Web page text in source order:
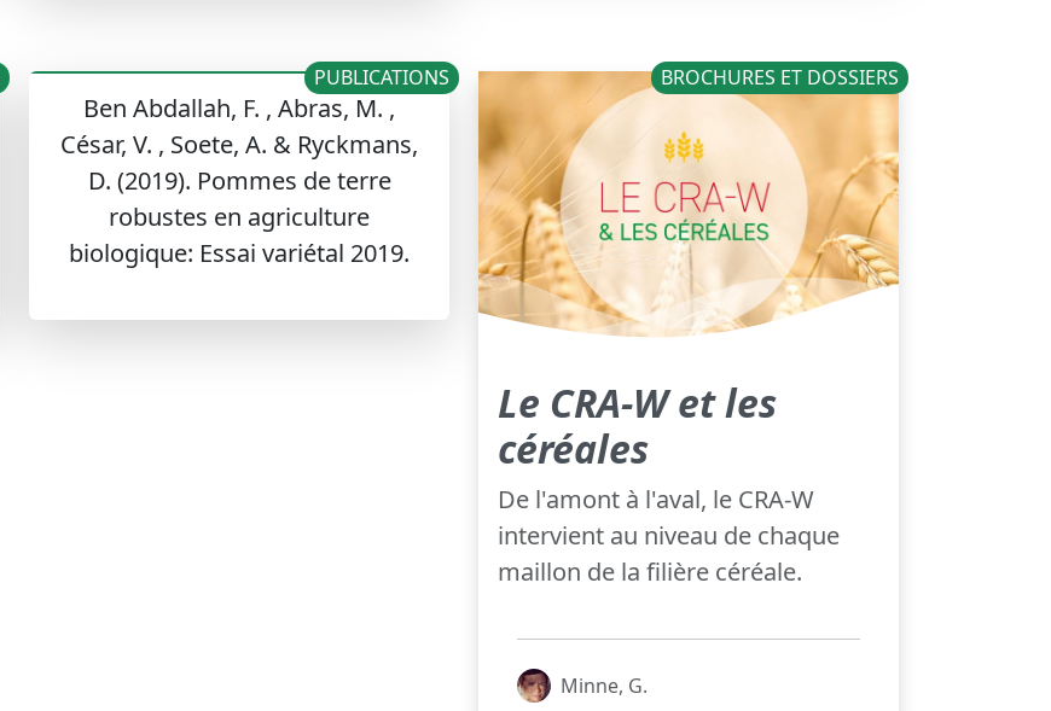
Ben Abdallah, F. , Abras, M. ,
César, V. , Soete, A. & Ryckmans,
D. (2019). Pommes de terre
robustes en agriculture
biologique: Essai variétal 2019.
PUBLICATIONS BROCHURES ET DOSSIERS
Le CRA-W et les
céréales
De l'amont à l'aval, le CRA-W
intervient au niveau de chaque
maillon de la filière céréale.
Minne, G.